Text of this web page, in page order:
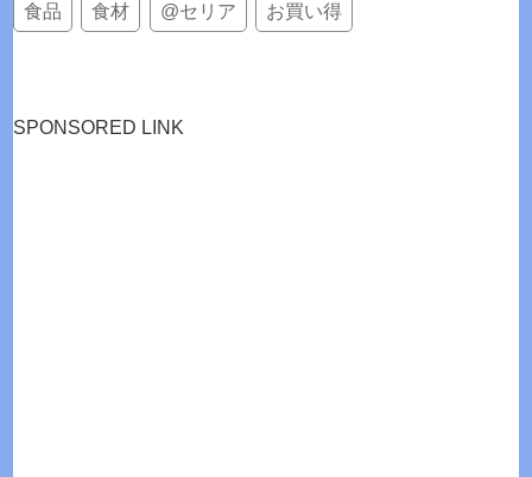
食品 食材 @セリア お買い得
SPONSORED LINK